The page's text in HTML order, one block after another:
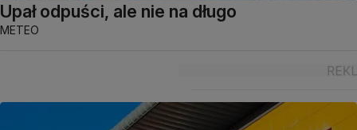
Upał odpuści, ale nie na długo
METEO